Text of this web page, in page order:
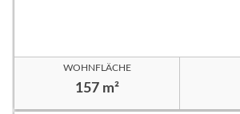
WOHNFLÄCHE
157 m²